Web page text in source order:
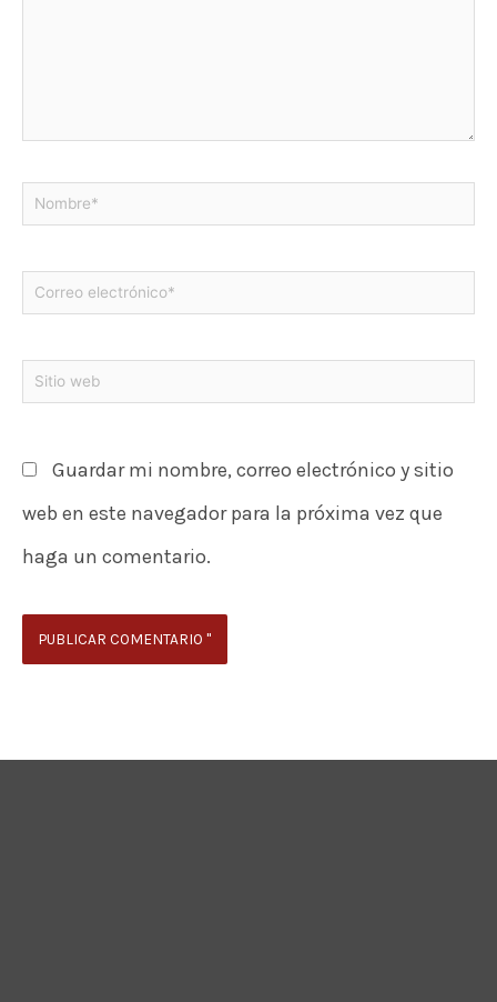
Guardar mi nombre, correo electrónico y sitio
web en este navegador para la próxima vez que
haga un comentario.